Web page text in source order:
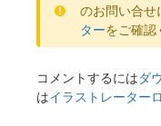
のお問い合せ
ターをご確認
コメントするにはダ
はイラストレーター